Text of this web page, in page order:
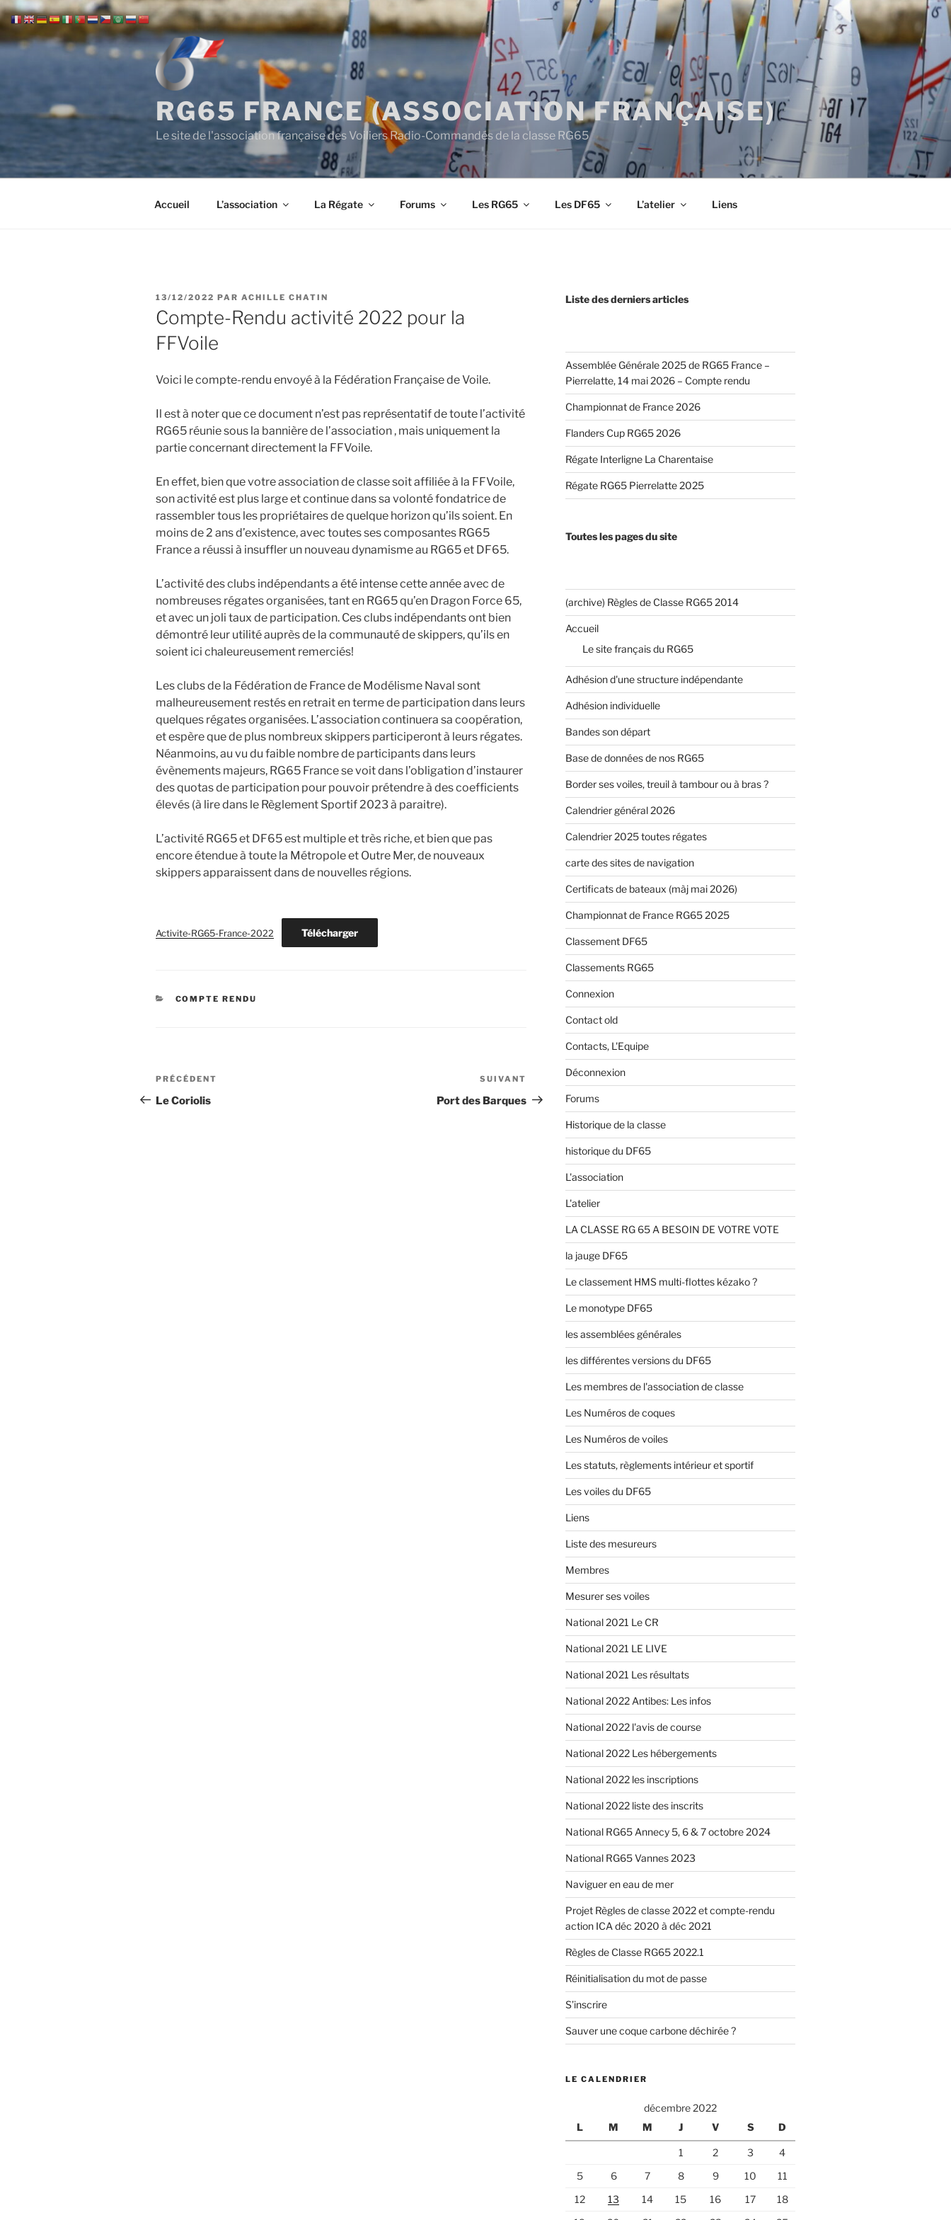
Aller
au
contenu
RG65 FRANCE (ASSOCIATION FRANÇAISE)
Le site de l'association française des Voiliers Radio-Commandés de la classe RG65
Accueil L’association La Régate Forums Les RG65 Les DF65 L’atelier Liens
PUBLIÉ
LE
13/12/2022 PAR ACHILLE CHATIN
Compte-Rendu activité 2022 pour la
FFVoile
Voici le compte-rendu envoyé à la Fédération Française de Voile.
Il est à noter que ce document n’est pas représentatif de toute l’activité
RG65 réunie sous la bannière de l’association , mais uniquement la
partie concernant directement la FFVoile.
En effet, bien que votre association de classe soit affiliée à la FFVoile,
son activité est plus large et continue dans sa volonté fondatrice de
rassembler tous les propriétaires de quelque horizon qu’ils soient. En
moins de 2 ans d’existence, avec toutes ses composantes RG65
France a réussi à insuffler un nouveau dynamisme au RG65 et DF65.
L’activité des clubs indépendants a été intense cette année avec de
nombreuses régates organisées, tant en RG65 qu’en Dragon Force 65,
et avec un joli taux de participation. Ces clubs indépendants ont bien
démontré leur utilité auprès de la communauté de skippers, qu’ils en
soient ici chaleureusement remerciés!
Les clubs de la Fédération de France de Modélisme Naval sont
malheureusement restés en retrait en terme de participation dans leurs
quelques régates organisées. L’association continuera sa coopération,
et espère que de plus nombreux skippers participeront à leurs régates.
Néanmoins, au vu du faible nombre de participants dans leurs
évènements majeurs, RG65 France se voit dans l’obligation d’instaurer
des quotas de participation pour pouvoir prétendre à des coefficients
élevés (à lire dans le Règlement Sportif 2023 à paraitre).
L’activité RG65 et DF65 est multiple et très riche, et bien que pas
encore étendue à toute la Métropole et Outre Mer, de nouveaux
skippers apparaissent dans de nouvelles régions.
Activite-RG65-France-2022 Télécharger
CATÉGORIES
COMPTE RENDU
Navigation
de
Article
précédent
PRÉCÉDENT
Le Coriolis
suivant
SUIVANT
Port des Barques
Liste des derniers articles
Assemblée Générale 2025 de RG65 France –
Pierrelatte, 14 mai 2026 – Compte rendu
Championnat de France 2026
Flanders Cup RG65 2026
Régate Interligne La Charentaise
Régate RG65 Pierrelatte 2025
Toutes les pages du site
(archive) Règles de Classe RG65 2014
Accueil
Le site français du RG65
Adhésion d'une structure indépendante
Adhésion individuelle
Bandes son départ
Base de données de nos RG65
Border ses voiles, treuil à tambour ou à bras ?
Calendrier général 2026
Calendrier 2025 toutes régates
carte des sites de navigation
Certificats de bateaux (màj mai 2026)
Championnat de France RG65 2025
Classement DF65
Classements RG65
Connexion
Contact old
Contacts, L'Equipe
Déconnexion
Forums
Historique de la classe
historique du DF65
L'association
L'atelier
LA CLASSE RG 65 A BESOIN DE VOTRE VOTE
la jauge DF65
Le classement HMS multi-flottes kézako ?
Le monotype DF65
les assemblées générales
les différentes versions du DF65
Les membres de l'association de classe
Les Numéros de coques
Les Numéros de voiles
Les statuts, règlements intérieur et sportif
Les voiles du DF65
Liens
Liste des mesureurs
Membres
Mesurer ses voiles
National 2021 Le CR
National 2021 LE LIVE
National 2021 Les résultats
National 2022 Antibes: Les infos
National 2022 l'avis de course
National 2022 Les hébergements
National 2022 les inscriptions
National 2022 liste des inscrits
National RG65 Annecy 5, 6 & 7 octobre 2024
National RG65 Vannes 2023
Naviguer en eau de mer
Projet Règles de classe 2022 et compte-rendu
action ICA déc 2020 à déc 2021
Règles de Classe RG65 2022.1
Réinitialisation du mot de passe
S’inscrire
Sauver une coque carbone déchirée ?
LE CALENDRIER
décembre 2022
L
M M J V S D
1 2 3
4
5
6 7 8 9 10
11
12
13 14 15 16 17
18